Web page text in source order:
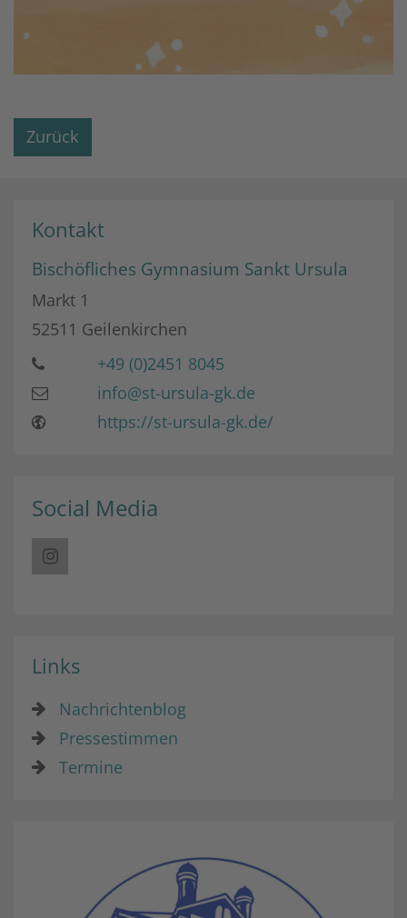
Zurück
Kontakt
Bischöfliches Gymnasium Sankt Ursula
Markt 1
52511 Geilenkirchen
+49 (0)2451 8045
info@st-ursula-gk.de
https://st-ursula-gk.de/
Social Media
Links
Nachrichtenblog
Pressestimmen
Termine